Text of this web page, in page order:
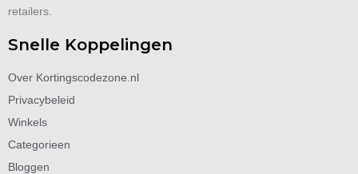
retailers.
Snelle Koppelingen
Over Kortingscodezone.nl
Privacybeleid
Winkels
Categorieen
Bloggen